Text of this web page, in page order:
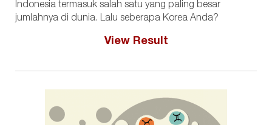
Indonesia termasuk salah satu yang paling besar
jumlahnya di dunia. Lalu seberapa Korea Anda?
View Result